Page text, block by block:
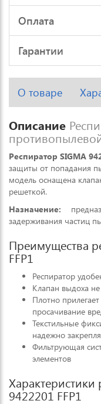
Оплата
Гарантии
О товаре
Описание
Респиратор SIGMA
защиты от попадания
модель оснащена
решеткой.
Назначение:
задерживания частиц
Преимущества
FFP1
Респиратор
Клапан выдоха
Плотно
просачивание
Текстильные
надежно
Фильтрующая
элементов
Характеристики
9422201 FFP1